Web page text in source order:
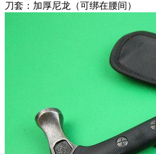
刀套：加厚尼龙（可绑在腰间）